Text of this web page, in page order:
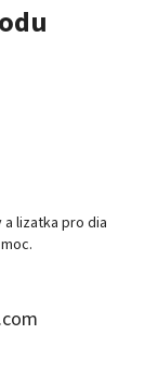
lizatka pro dia